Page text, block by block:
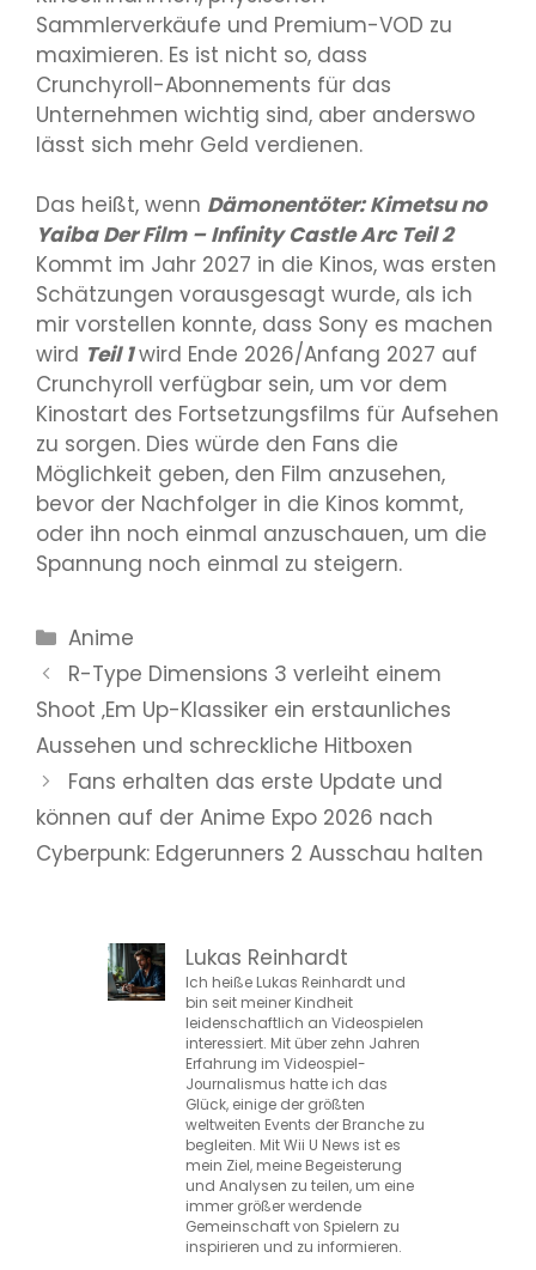
Sammlerverkäufe und Premium-VOD zu
maximieren. Es ist nicht so, dass
Crunchyroll-Abonnements für das
Unternehmen wichtig sind, aber anderswo
lässt sich mehr Geld verdienen.
Das heißt, wenn Dämonentöter: Kimetsu no
Yaiba Der Film – Infinity Castle Arc Teil 2
Kommt im Jahr 2027 in die Kinos, was ersten
Schätzungen vorausgesagt wurde, als ich
mir vorstellen konnte, dass Sony es machen
wird Teil 1wird Ende 2026/Anfang 2027 auf
Crunchyroll verfügbar sein, um vor dem
Kinostart des Fortsetzungsfilms für Aufsehen
zu sorgen. Dies würde den Fans die
Möglichkeit geben, den Film anzusehen,
bevor der Nachfolger in die Kinos kommt,
oder ihn noch einmal anzuschauen, um die
Spannung noch einmal zu steigern.
Kategorien
Anime
R-Type Dimensions 3 verleiht einem
Shoot ‚Em Up-Klassiker ein erstaunliches
Aussehen und schreckliche Hitboxen
Fans erhalten das erste Update und
können auf der Anime Expo 2026 nach
Cyberpunk: Edgerunners 2 Ausschau halten
Lukas Reinhardt
Ich heiße Lukas Reinhardt und
bin seit meiner Kindheit
leidenschaftlich an Videospielen
interessiert. Mit über zehn Jahren
Erfahrung im Videospiel-
Journalismus hatte ich das
Glück, einige der größten
weltweiten Events der Branche zu
begleiten. Mit Wii U News ist es
mein Ziel, meine Begeisterung
und Analysen zu teilen, um eine
immer größer werdende
Gemeinschaft von Spielern zu
inspirieren und zu informieren.